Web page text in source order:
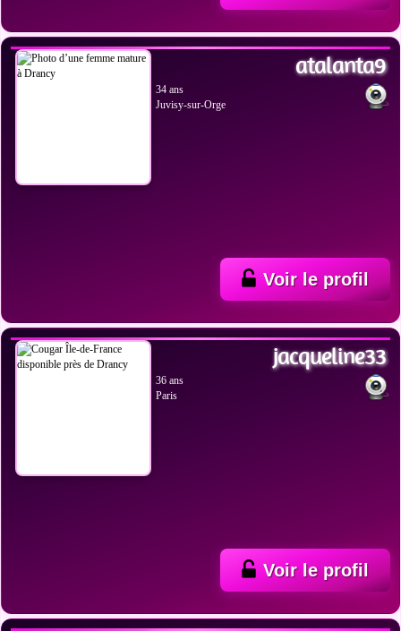
atalanta9
34 ans
Juvisy-sur-Orge
Voir le profil
jacqueline33
36 ans
Paris
Voir le profil
VOIR LES PHOTOS